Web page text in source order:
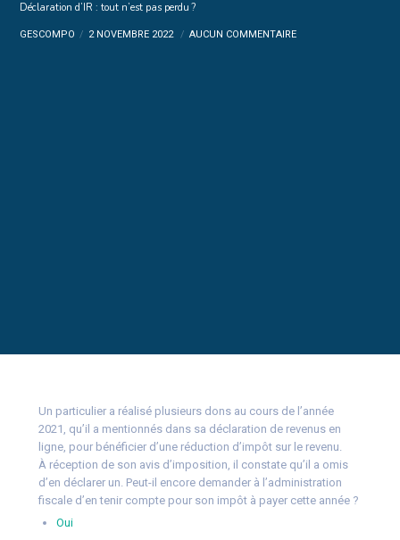
Déclaration d’IR : tout n’est pas perdu ?
GESCOMPO 2 NOVEMBRE 2022 AUCUN COMMENTAIRE
Un particulier a réalisé plusieurs dons au cours de l’année
2021, qu’il a mentionnés dans sa déclaration de revenus en
ligne, pour bénéficier d’une réduction d’impôt sur le revenu.
À réception de son avis d’imposition, il constate qu’il a omis
d’en déclarer un. Peut-il encore demander à l’administration
fiscale d’en tenir compte pour son impôt à payer cette année ?
Oui